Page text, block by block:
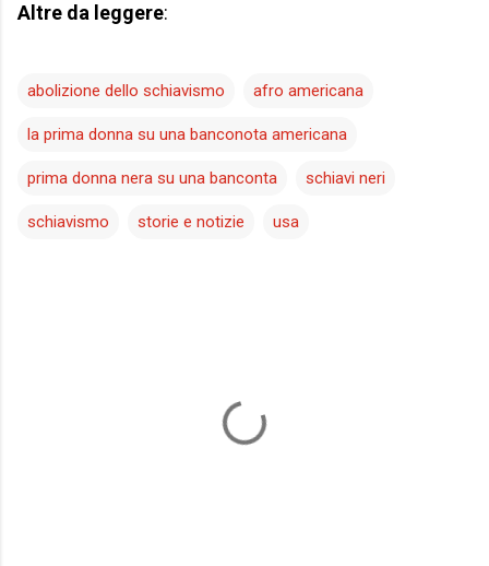
Altre da leggere:
abolizione dello schiavismo afro americana
la prima donna su una banconota americana
prima donna nera su una banconta schiavi neri
schiavismo storie e notizie usa